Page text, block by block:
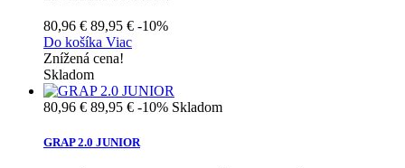
80,96 € 89,95 € -10%
Do košíka Viac
Znížená cena!
Skladom
80,96 € 89,95 € -10% Skladom
GRAP 2.0 JUNIOR